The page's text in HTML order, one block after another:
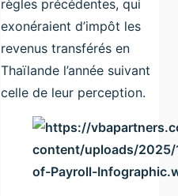
règles précédentes, qui
exonéraient d’impôt les
revenus transférés en
Thaïlande l’année suivant
celle de leur perception.